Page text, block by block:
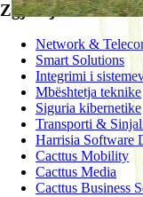
Zgjidhje
Network &
Smart Solutions
Integrimi i
Mbështetja teknike
Siguria kibernetike
Transporti &
Harrisia Software
Cacttus Mobility
Cacttus Media
Cacttus Business